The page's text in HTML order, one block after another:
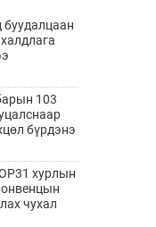
буудалцаан
103
бүрдэнэ
хурлын
чухал